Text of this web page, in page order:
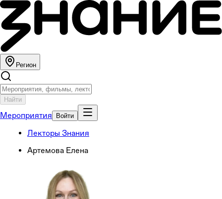
Регион
Найти
Мероприятия Войти
Лекторы Знания
Артемова Елена